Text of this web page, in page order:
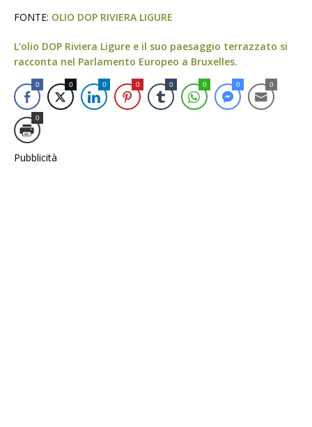
FONTE: OLIO DOP RIVIERA LIGURE
L’olio DOP Riviera Ligure e il suo paesaggio terrazzato si
racconta nel Parlamento Europeo a Bruxelles.
0 0 0 0 0 0 0 0
0
Pubblicità